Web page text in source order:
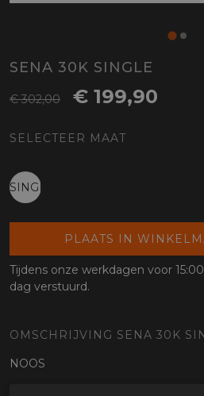
SENA 30K SINGLE
€ 302,00 € 199,90
SELECTEER MAAT
SINGLE
PLAATS IN
Tijdens onze werkdagen voor
dag verstuurd.
OMSCHRIJVING SENA 30K
NOOS